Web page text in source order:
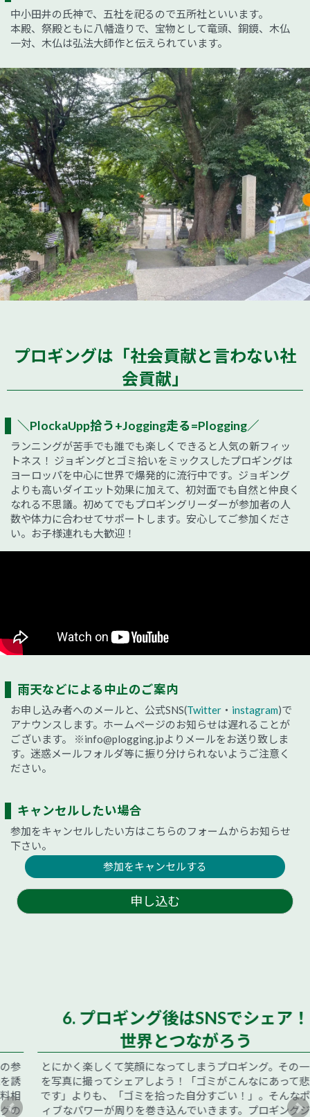
中小田井の氏神で、五社を祀るので五所社といいます。
本殿、祭殿ともに八幡造りで、宝物として竜頭、銅鏡、木仏
一対、木仏は弘法大師作と伝えられています。
プロギングは「社会貢献と言わない社
会貢献」
＼PlockaUpp拾う+Jogging走る=Plogging／
ランニングが苦手でも誰でも楽しくできると人気の新フィッ
トネス！ ジョギングとゴミ拾いをミックスしたプロギングは
ヨーロッパを中心に世界で爆発的に流行中です。ジョギング
よりも高いダイエット効果に加えて、初対面でも自然と仲良く
なれる不思議。初めてでもプロギングリーダーが参加者の人
数や体力に合わせてサポートします。安心してご参加くださ
い。お子様連れも大歓迎！
雨天などによる中止のご案内
お申し込み者へのメールと、公式SNS(Twitter ・ instagram)で
アナウンスします。ホームページのお知らせは遅れることが
ございます。
※info@plogging.jpよりメールをお送り致しま
す。迷惑メールフォルダ等に振り分けられないようご注意く
ださい。
キャンセルしたい場合
参加をキャンセルしたい方はこちらのフォームからお知らせ
下さい。
参加をキャンセルする
申し込む
6. プロギング後はSNSでシェア！
世界とつながろう
とにかく楽しくて笑顔になってしまうプロギング。その一場面
を写真に撮ってシェアしよう！「ゴミがこんなにあって悲しい
です」よりも、「ゴミを拾った自分すごい！」。そんなポジテ
ィブなパワーが周りを巻き込んでいきます。プロギングジャパ